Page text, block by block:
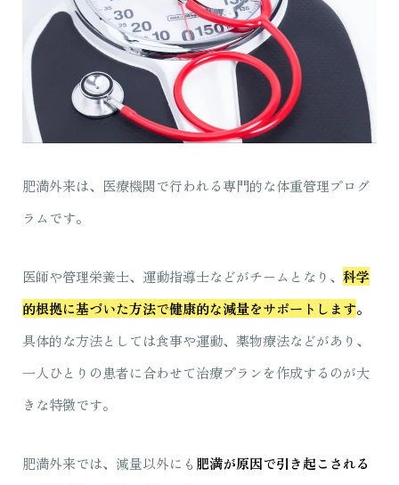
肥満外来は、医療機関で行われる専門的な体重管理プログ
ラムです。
医師や管理栄養士、運動指導士などがチームとなり、 科学
的根拠に基づいた方法で健康的な減量をサポートします。
具体的な方法としては食事や運動、薬物療法などがあり、
一人ひとりの患者に合わせて治療プランを作成するのが大
きな特徴です。
肥満外来では、減量以外にも 肥満が原因で引き起こされる